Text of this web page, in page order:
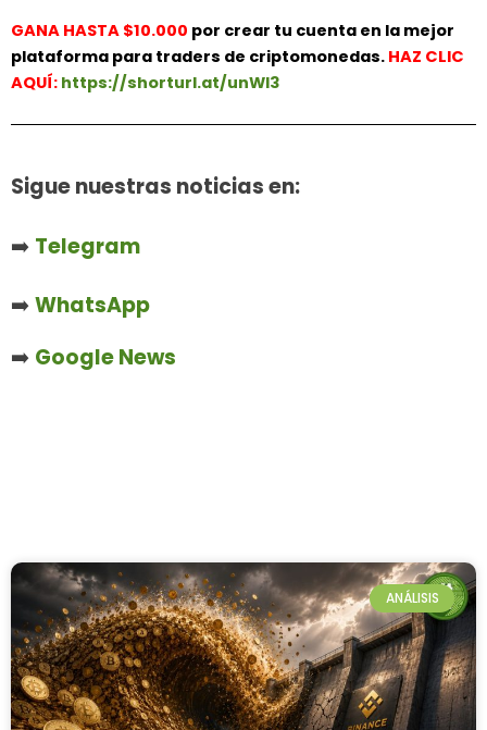
GANA HASTA $10.000 por crear tu cuenta en la mejor
plataforma para traders de criptomonedas. HAZ CLIC
AQUÍ: https://shorturl.at/unWl3
Sigue nuestras noticias en:
➡️ Telegram
➡️WhatsApp
➡️ Google News
ANÁLISIS